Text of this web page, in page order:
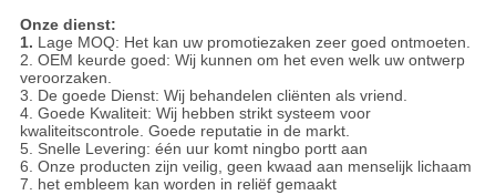
Onze dienst:
1. Lage MOQ: Het kan uw promotiezaken zeer goed ontmoeten.
2. OEM keurde goed: Wij kunnen om het even welk uw ontwerp
veroorzaken.
3. De goede Dienst: Wij behandelen cliënten als vriend.
4. Goede Kwaliteit: Wij hebben strikt systeem voor
kwaliteitscontrole. Goede reputatie in de markt.
5. Snelle Levering: één uur komt ningbo portt aan
6. Onze producten zijn veilig, geen kwaad aan menselijk lichaam
7. het embleem kan worden in reliëf gemaakt